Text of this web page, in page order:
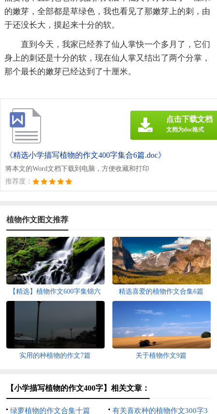
的嫩芽，全部都是草绿色，我也看见了那嫩芽上的刺，由
于还没长大，摸起来十分的软。
直到今天，我家已经养了仙人掌快一个多月了，它们
身上的刺还是十分的软，现在仙人掌又结出了两个分掌，
那个最长的嫩芽已经达到了十厘米。
《精选小学描写植物的作文400字集合6篇.doc》
将本文的Word文档下载到电脑，方便收藏和打印
推荐度：
点击下载文档
文档为doc格式
植物作文图文推荐
【精选】植物作文600字集锦六
精选喜爱的植物作文合集6篇
实用的种植物的作文7篇 关于植物作文9篇
【小学描写植物的作文400字】相关文章：
绿萝植物的作文合集十篇 有关喜欢种的植物作文300字3